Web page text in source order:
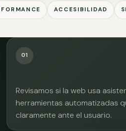
ACCESIBILIDAD
01
Revisamos si la web usa
herramientas automatizadas
claramente ante el usuario.